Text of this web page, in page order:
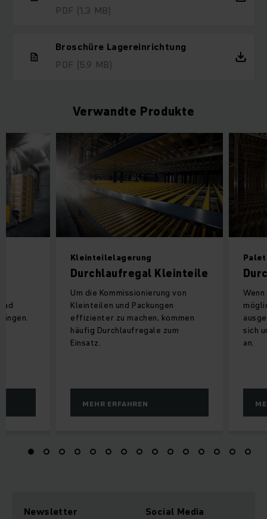
PDF (1,3 MB)
Broschüre Lagereinrichtung
PDF (5,9 MB)
Verwandte Produkte
Kleinteilelagerung
Durchlaufregal Kleinteile
Um die Kommissionierung von
Kleinteilen und Packungen
effizienter zu machen, kommen
häufig Durchlaufregale zum
Einsatz.
MEHR ERFAHREN
sich
an.
Newsletter Social Media